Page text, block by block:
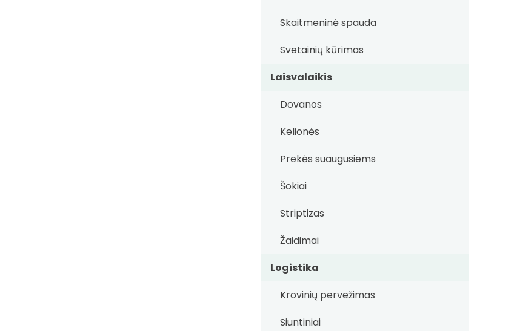
Skaitmeninė spauda
Svetainių kūrimas
Laisvalaikis
Dovanos
Kelionės
Prekės suaugusiems
Šokiai
Striptizas
Žaidimai
Logistika
Krovinių pervežimas
Siuntiniai